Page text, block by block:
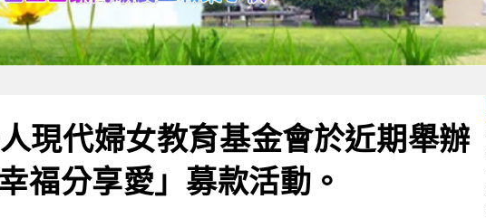
現代婦女教育基金會於近期舉辦
福分享愛」募款活動。